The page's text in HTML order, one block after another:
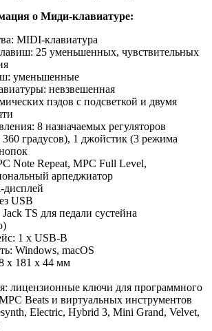
о Миди-клавиатуре:
MIDI-клавиатура
25 уменьшенных, чувствительных
уменьшенные
невзвешенная
пэдов с подсветкой и двумя
8 назначаемых регуляторов
градусов), 1 джойстик (3 режима
Note Repeat, MPC Full Level,
арпеджиатор
USB
TS для педали сустейна
1 x USB-B
Windows, macOS
x 181 x 44 мм
лицензионные ключи для программного
Beats и виртуальных инструментов
Electric, Hybrid 3, Mini Grand, Velvet,